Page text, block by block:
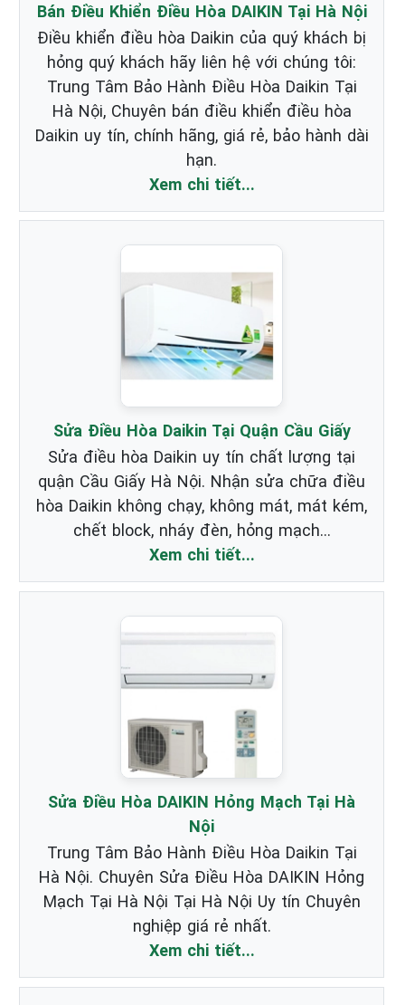
Bán Điều Khiển Điều Hòa DAIKIN Tại Hà Nội
Điều khiển điều hòa Daikin của quý khách bị
hỏng quý khách hãy liên hệ với chúng tôi:
Trung Tâm Bảo Hành Điều Hòa Daikin Tại
Hà Nội, Chuyên bán điều khiển điều hòa
Daikin uy tín, chính hãng, giá rẻ, bảo hành dài
hạn.
Xem chi tiết...
Sửa Điều Hòa Daikin Tại Quận Cầu Giấy
Sửa điều hòa Daikin uy tín chất lượng tại
quận Cầu Giấy Hà Nội. Nhận sửa chữa điều
hòa Daikin không chạy, không mát, mát kém,
chết block, nháy đèn, hỏng mạch...
Xem chi tiết...
Sửa Điều Hòa DAIKIN Hỏng Mạch Tại Hà
Nội
Trung Tâm Bảo Hành Điều Hòa Daikin Tại
Hà Nội. Chuyên Sửa Điều Hòa DAIKIN Hỏng
Mạch Tại Hà Nội Tại Hà Nội Uy tín Chuyên
nghiệp giá rẻ nhất.
Xem chi tiết...